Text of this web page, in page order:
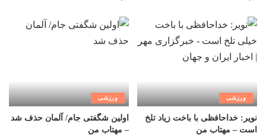
ورزشی
نویر: خداحافظی با باخت زیاد تلخ
است – مهتاب من
ورزشی
اولین شگفتی جام/ آلمان حذف شد
– مهتاب من